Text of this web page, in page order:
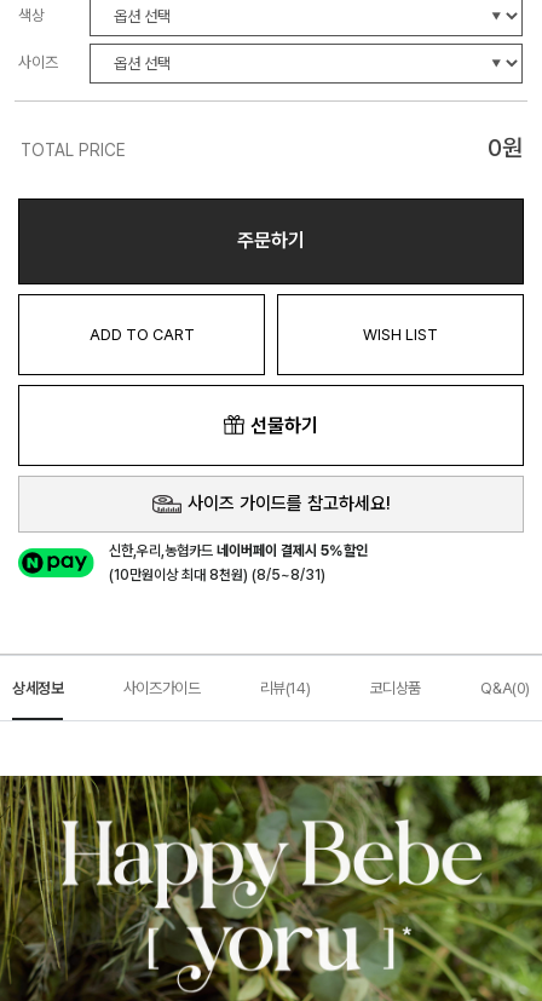
색상
사이즈
TOTAL PRICE 0원
주문하기
ADD TO CART WISH LIST
선물하기
사이즈 가이드를 참고하세요!
신한,우리,농협카드네이버페이 결제시 5%할인
(10만원이상 최대 8천원) (8/5~8/31)
상세정보 사이즈가이드 리뷰(14) 코디상품 Q&A(0)